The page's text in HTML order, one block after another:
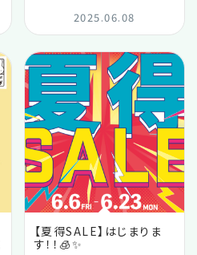
2025.06.08
【夏得SALE】はじまりま
す！！🧊✨